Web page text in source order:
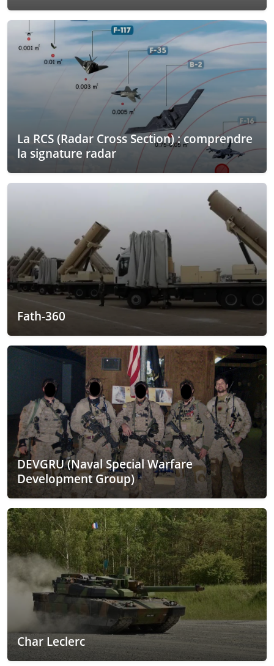
La RCS (Radar Cross Section) : comprendre
la signature radar
Fath-360
DEVGRU (Naval Special Warfare
Development Group)
Char Leclerc